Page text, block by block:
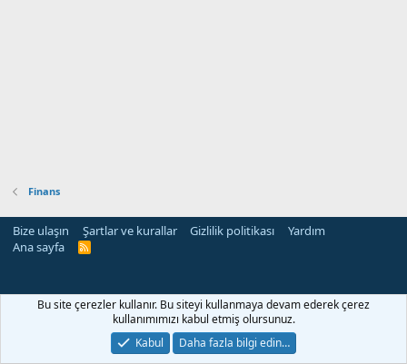
Finans
Bize ulaşın Şartlar ve kurallar Gizlilik politikası
Yardım
Ana sayfa
R
Bu site çerezler kullanır. Bu siteyi kullanmaya devam ederek çerez
kullanımımızı kabul etmiş olursunuz.
Kabul
Daha fazla bilgi edin…